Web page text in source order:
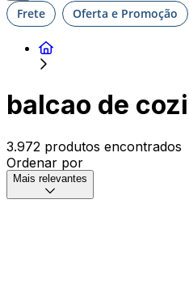
Frete Oferta e Promoção
balcao de
3.972 produtos encontrados
Ordenar por
Mais relevantes